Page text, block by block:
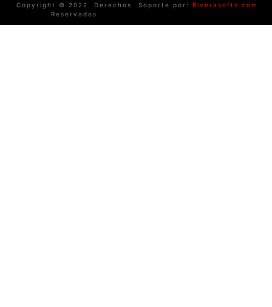
Copyright © 2022. Derechos
Reservados
Soporte por: Riverasofts.com